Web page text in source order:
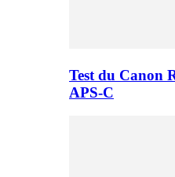
Test du Canon
APS-C